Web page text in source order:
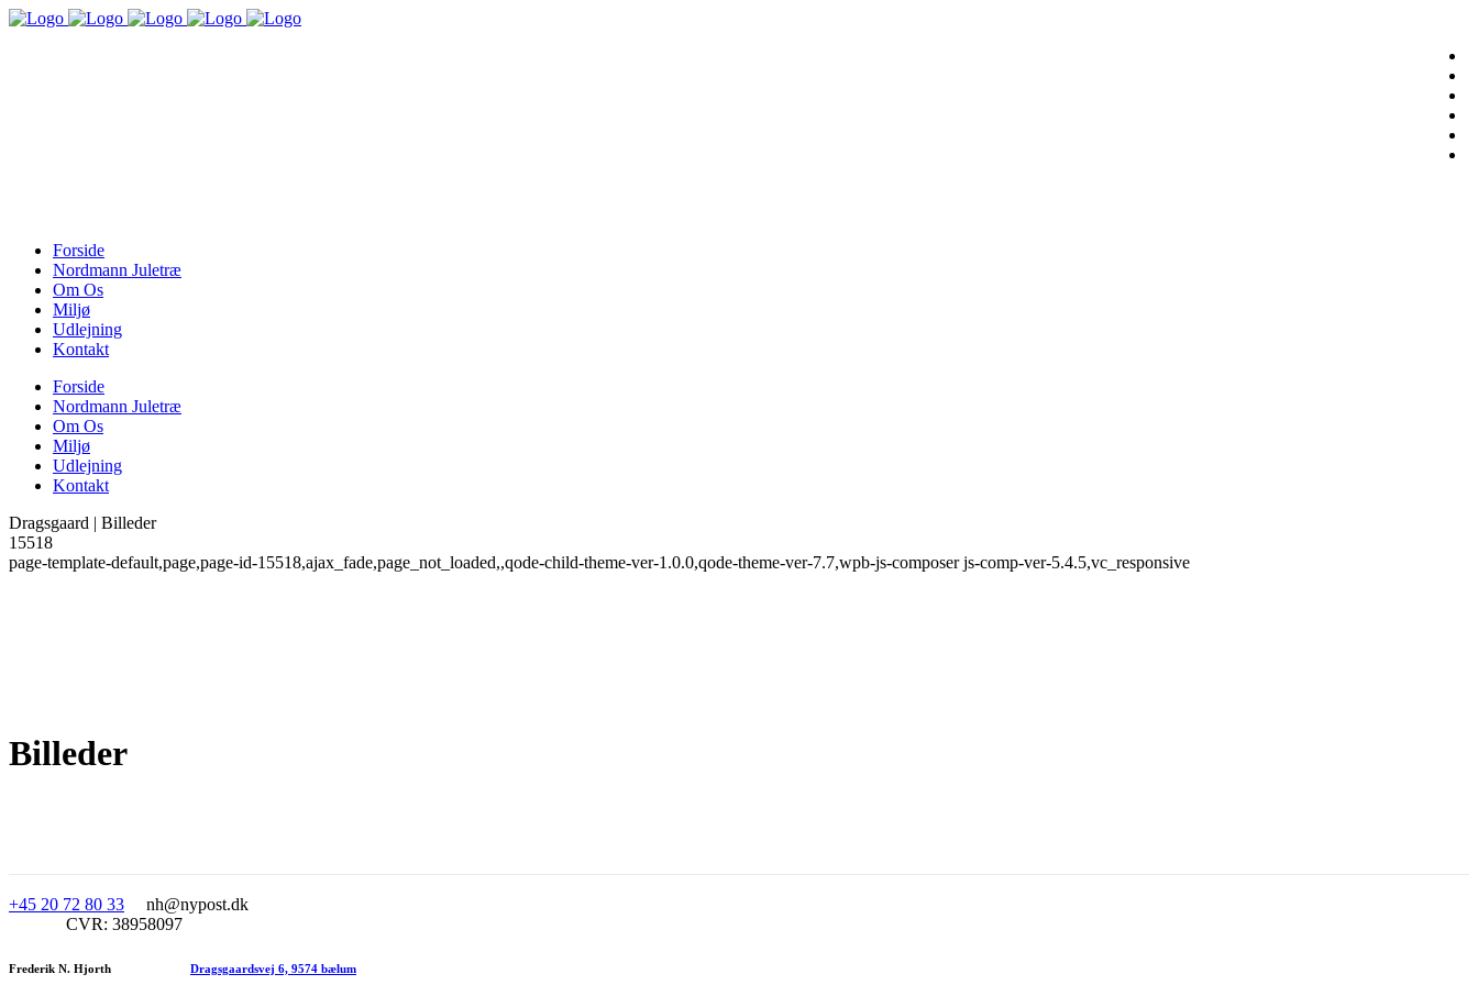
Forside
Nordmann Juletræ
Om Os
Miljø
Udlejning
Kontakt
Forside
Nordmann Juletræ
Om Os
Miljø
Udlejning
Kontakt
Dragsgaard | Billeder
15518
page-template-default,page,page-id-15518,ajax_fade,page_not_loaded,,qode-child-theme-ver-1.0.0,qode-theme-ver-7.7,wpb-js-composer js-comp-ver-5.4.5,vc_responsive
Billeder
+45 20 72 80 33
nh@nypost.dk
CVR: 38958097
Frederik N. Hjorth Dragsgaardsvej 6, 9574 bælum